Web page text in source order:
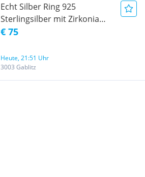
Echt Silber Ring 925
Sterlingsilber mit Zirkonia
Weite 56 Damenring
Verlobungsring Antragsring
€ 75
Heute, 21:51 Uhr
3003 Gablitz